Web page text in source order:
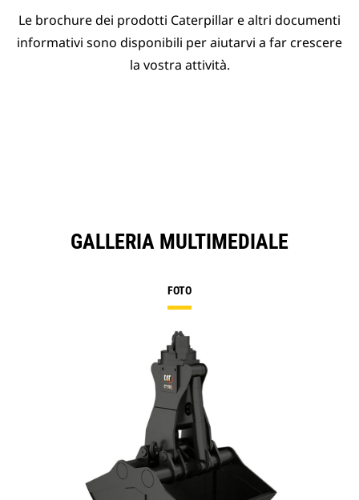
Le brochure dei prodotti Caterpillar e altri documenti
informativi sono disponibili per aiutarvi a far crescere
la vostra attività.
GALLERIA MULTIMEDIALE
FOTO